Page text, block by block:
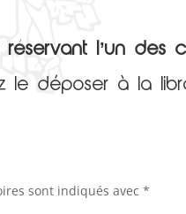
réservant l’un des
le déposer à la
sont indiqués avec *